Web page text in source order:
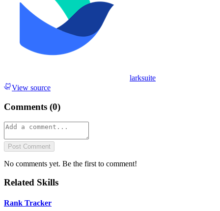
larksuite
View source
Comments (0)
Post Comment
No comments yet. Be the first to comment!
Related Skills
Rank Tracker